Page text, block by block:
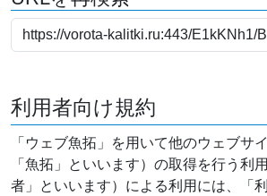
利用者向け規約
「ウェブ魚拓」を用いて他のウェブサ
「魚拓」といいます）の取得を行う利
者」といいます）による利用には、「